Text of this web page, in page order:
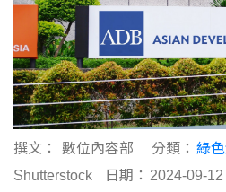
撰文： 數位內容部 分類： 綠
Shutterstock
日期： 2024-09-12